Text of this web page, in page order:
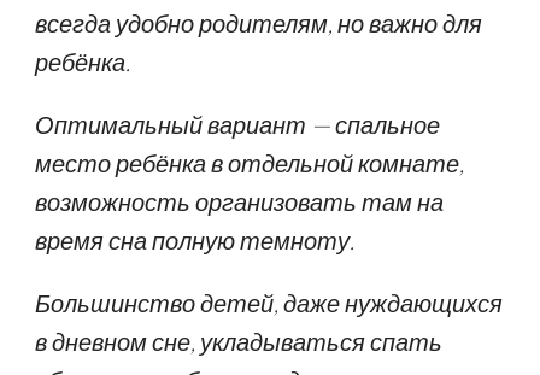
всегда удобно родителям, но важно для
ребёнка.
Оптимальный вариант — спальное
место ребёнка в отдельной комнате,
возможность организовать там на
время сна полную темноту.
Большинство детей, даже нуждающихся
в дневном сне, укладываться спать